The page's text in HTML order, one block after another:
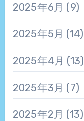
2025年6月 (9)
2025年5月 (14)
2025年4月 (13)
2025年3月 (7)
2025年2月 (13)